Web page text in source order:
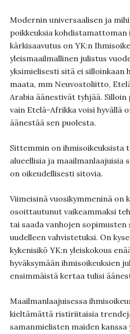
Modernin universaalisen ja
poikkeuksia kohdistamattoman
kärkisaavutus on YK:n
yleismaailmallinen julistus
yksimielisesti sitä ei silloinkaan
maata, mm Neuvostoliitto,
Arabia äänestivät tyhjää.
vain Etelä-Afrikka voisi hyvällä
äänestää sen puolesta.
Sittemmin on ihmisoikeuksista
alueellisia ja maailmanlaajuisia
on oikeudellisesti sitovia.
Viimeisinä vuosikymmeninä on
osoittautunut vaikeammaksi
tai saada vanhojen sopimusten
uudelleen vahvistetuksi. On
kykenisikö YK:n yleiskokous
hyväksymään ihmisoikeuksien
ensimmäistä kertaa tulisi
Maailmanlaajuisessa
kieltämättä ristiriitaisia
samanmielisten maiden kanssa